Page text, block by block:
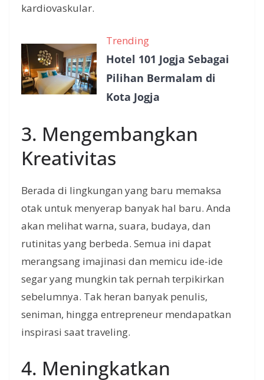
kardiovaskular.
Trending
Hotel 101 Jogja Sebagai
Pilihan Bermalam di
Kota Jogja
3. Mengembangkan
Kreativitas
Berada di lingkungan yang baru memaksa
otak untuk menyerap banyak hal baru. Anda
akan melihat warna, suara, budaya, dan
rutinitas yang berbeda. Semua ini dapat
merangsang imajinasi dan memicu ide-ide
segar yang mungkin tak pernah terpikirkan
sebelumnya. Tak heran banyak penulis,
seniman, hingga entrepreneur mendapatkan
inspirasi saat traveling.
4. Meningkatkan